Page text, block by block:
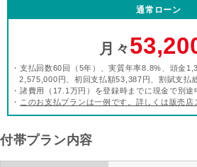
通常ローン
月々
・支払回数60回（5年）、実質年率8.8%、頭金
2,575,000円、初回支払額53,387円、割賦支払
・諸費用（17.1万円）を登録時までに現金で別途
・ このお支払プランは一例です。詳しくは販売店
付帯プラン内容